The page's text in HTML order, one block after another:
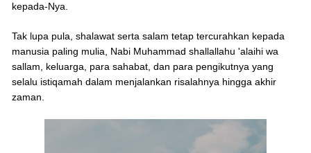
kepada-Nya.
Tak lupa pula, shalawat serta salam tetap tercurahkan kepada
manusia paling mulia, Nabi Muhammad shallallahu 'alaihi wa
sallam, keluarga, para sahabat, dan para pengikutnya yang
selalu istiqamah dalam menjalankan risalahnya hingga akhir
zaman.